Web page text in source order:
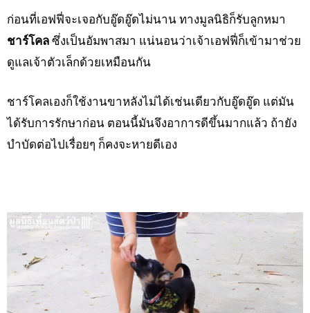
ก่อนที่เอฟฟี่จะเจอกับอู๊ดอู๊ดไม่นาน ทางมูลนิธิก็รับลูกหมา
ชาร์โคลซึ่งเป็นอัมพาสมา แน่นอนว่าเจ้าเอฟฟี่ก็เข้ามาช่วย
ดูแลเจ้าตัวเล็กด้วยเหมือนกัน
ชาร์โคลเองก็ใช้งานขาหลังไม่ได้เช่นเดียวกับอู๊ดอู๊ด แต่มัน
ได้รับการรักษาก่อน ตอนนี้มันจึงอาการดีขึ้นมากแล้ว ถ้ายัง
บำบัดต่อไปเรื่อยๆ ก็คงจะหายดีเอง